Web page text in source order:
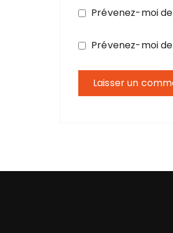
Prévenez-moi
Prévenez-moi